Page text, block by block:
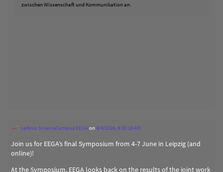
zwischen Wissenschaft und Kommunikation an.
Leibniz ScienceCampus EEGAon4/4/2024, 8:33:10 AM
Join us for EEGA’s final Symposium from 4-7 June in Leipzig (and
online)!
At the Symposium, EEGA looks back on the results of the joint work